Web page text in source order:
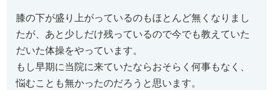
膝の下が盛り上がっているのもほとんど無くなりまし
たが、あと少しだけ残っているので今でも教えていた
だいた体操をやっています。
もし早期に当院に来ていたならおそらく何事もなく、
悩むことも無かったのだろうと思います。